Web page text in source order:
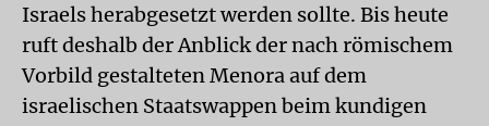
Israels herabgesetzt werden sollte. Bis heute
ruft deshalb der Anblick der nach römischem
Vorbild gestalteten Menora auf dem
israelischen Staatswappen beim kundigen